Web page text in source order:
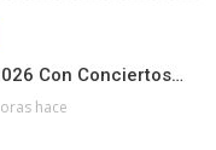
Con Conciertos…
hace